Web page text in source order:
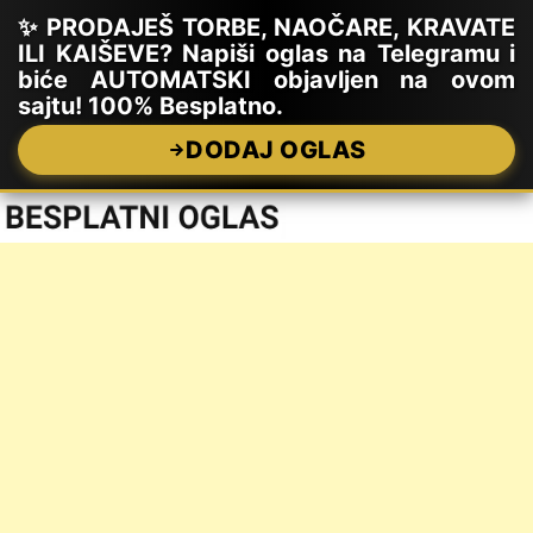
✨ PRODAJEŠ TORBE, NAOČARE, KRAVATE
ILI KAIŠEVE? Napiši oglas na Telegramu i
biće AUTOMATSKI objavljen na ovom
sajtu! 100% Besplatno.
DODAJ OGLAS